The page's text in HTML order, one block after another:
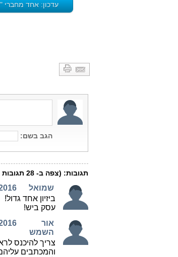
עדכון: אחד מחברי